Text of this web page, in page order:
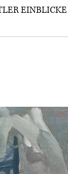
EINBLICKE